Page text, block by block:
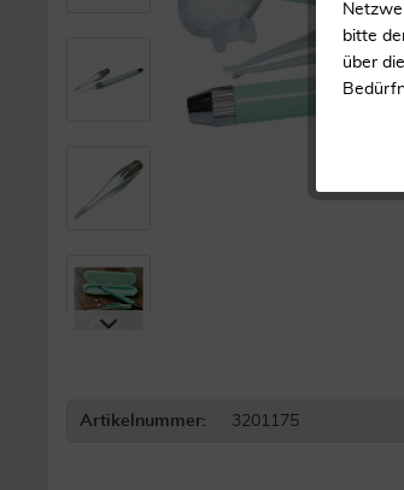
Artikelnummer: 3201175
bitte
über die